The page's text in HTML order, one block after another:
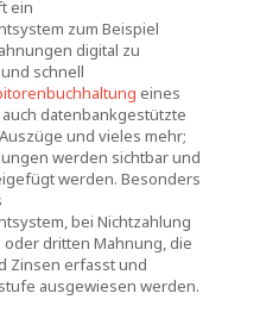
ein
zum Beispiel
digital zu
schnell
eines
datenbankgestützte
und vieles mehr;
werden sichtbar und
werden. Besonders
bei Nichtzahlung
dritten Mahnung, die
Zinsen erfasst und
ausgewiesen werden.